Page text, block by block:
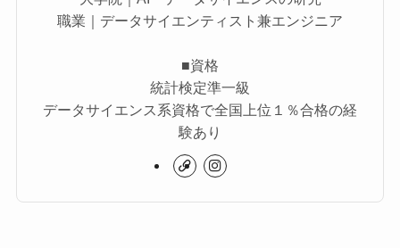
職業｜データサイエンティスト兼エンジニア
■資格
統計検定準一級
データサイエンス系資格で全国上位１％合格の経
験あり